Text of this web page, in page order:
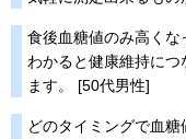
食後血糖値のみ高く
わかると健康維持に
ます。 [50代男性]
どのタイミングで血